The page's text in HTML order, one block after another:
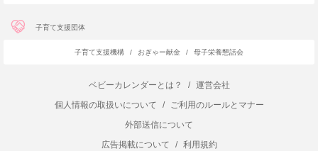
子育て支援団体
子育て支援機構 / おぎゃー献金 / 母子栄養懇話会
ベビーカレンダーとは？ /
運営会社
個人情報の取扱いについて
/
ご利用のルールとマナー
外部送信について
広告掲載について
/
利用規約